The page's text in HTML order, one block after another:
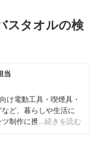
スタオルの検
当
け電動工具・喫煙具・
ど、暮らしや生活に
制作に携わる。「一
…続きを読む